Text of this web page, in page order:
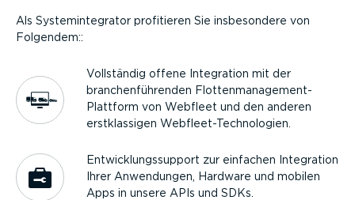
Als System­in­te­grator profitieren Sie insbe­sondere von
Folgendem::
Vollständig offene Integration mit der
branchen­füh­renden Flotten­management-
Plattform von Webfleet und den anderen
erstklas­sigen Webfleet-Tech­no­logien.
Entwick­lungs­support zur einfachen Integration
Ihrer Anwendungen, Hardware und mobilen
Apps in unsere APIs und SDKs.